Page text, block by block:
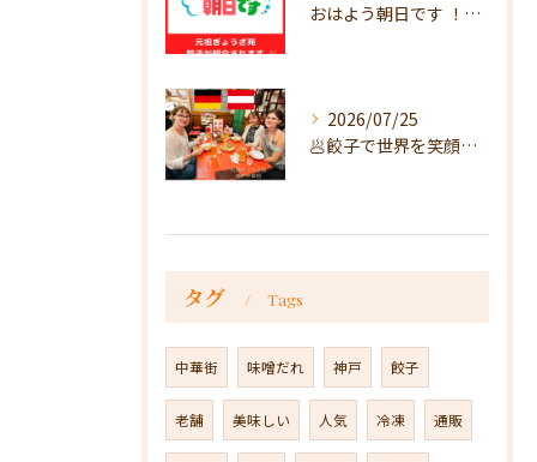
おはよう朝日です ！で放送
2026/07/25
🥟餃子で世界を笑顔に🥟
タグ Tags
中華街 味噌だれ 神戸 餃子
老舗 美味しい 人気 冷凍 通販